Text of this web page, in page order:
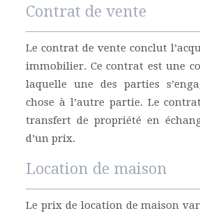
Contrat de vente
Le contrat de vente conclut
immobilier. Ce contrat est une
laquelle une des parties
chose à l’autre partie. Le
transfert de propriété en
d’un prix.
Location de maison
Le prix de location de maison